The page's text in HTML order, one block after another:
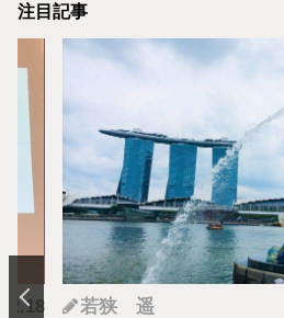
注目記事
若狭 遥